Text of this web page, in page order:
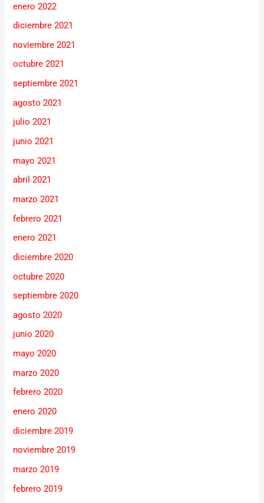
enero 2022
diciembre 2021
noviembre 2021
octubre 2021
septiembre 2021
agosto 2021
julio 2021
junio 2021
mayo 2021
abril 2021
marzo 2021
febrero 2021
enero 2021
diciembre 2020
octubre 2020
septiembre 2020
agosto 2020
junio 2020
mayo 2020
marzo 2020
febrero 2020
enero 2020
diciembre 2019
noviembre 2019
marzo 2019
febrero 2019